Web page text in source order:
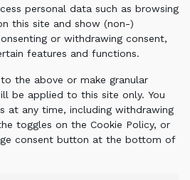
personal data such as browsing
this site and show (non-)
or withdrawing consent,
features and functions.
the above or make granular
be applied to this site only. You
at any time, including withdrawing
toggles on the Cookie Policy, or
consent button at the bottom of
environmentally friendly
System
bearing capacity and
contractor benefited